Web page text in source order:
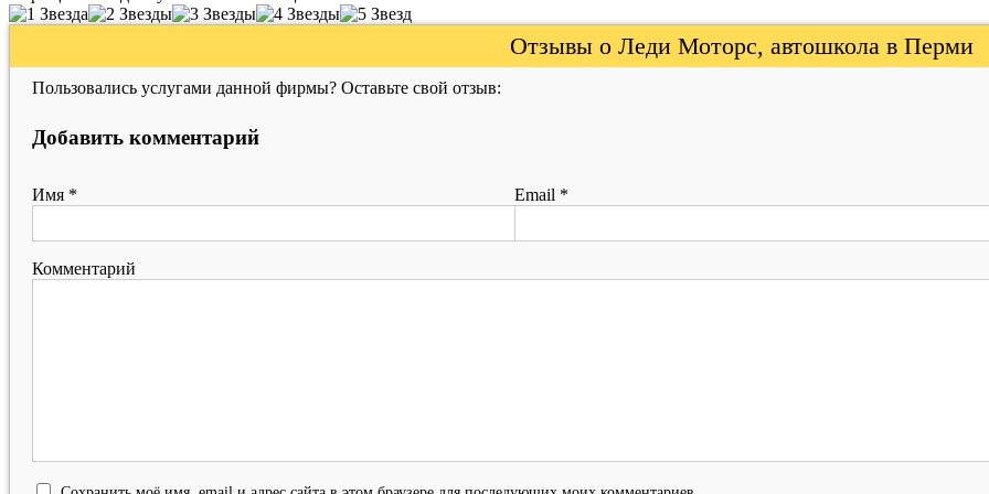
Отзывы о Леди Моторс, автошкола в Перми
Пользовались услугами данной фирмы? Оставьте свой отзыв:
Добавить комментарий
Имя * Email *
Комментарий